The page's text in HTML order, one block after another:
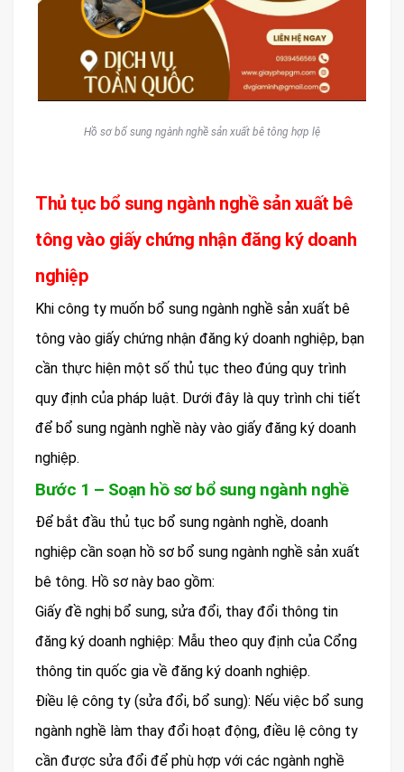
Hồ sơ bổ sung ngành nghề sản xuất bê tông hợp lệ
Thủ tục bổ sung ngành nghề sản xuất bê
tông vào giấy chứng nhận đăng ký doanh
nghiệp
Khi công ty muốn bổ sung ngành nghề sản xuất bê
tông vào giấy chứng nhận đăng ký doanh nghiệp, bạn
cần thực hiện một số thủ tục theo đúng quy trình
quy định của pháp luật. Dưới đây là quy trình chi tiết
để bổ sung ngành nghề này vào giấy đăng ký doanh
nghiệp.
Bước 1 – Soạn hồ sơ bổ sung ngành nghề
Để bắt đầu thủ tục bổ sung ngành nghề, doanh
nghiệp cần soạn hồ sơ bổ sung ngành nghề sản xuất
bê tông. Hồ sơ này bao gồm:
Giấy đề nghị bổ sung, sửa đổi, thay đổi thông tin
đăng ký doanh nghiệp: Mẫu theo quy định của Cổng
thông tin quốc gia về đăng ký doanh nghiệp.
Điều lệ công ty (sửa đổi, bổ sung): Nếu việc bổ sung
ngành nghề làm thay đổi hoạt động, điều lệ công ty
cần được sửa đổi để phù hợp với các ngành nghề